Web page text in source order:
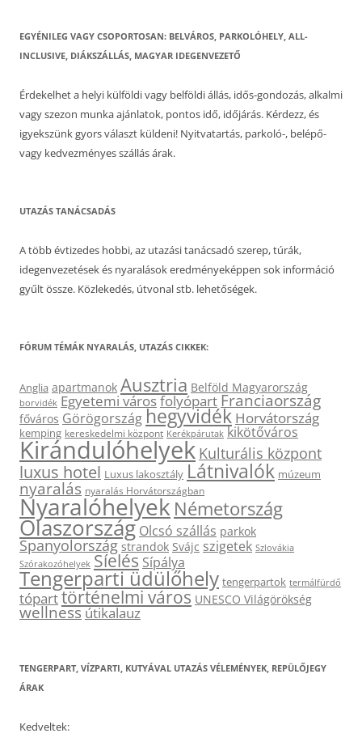
EGYÉNILEG VAGY CSOPORTOSAN: BELVÁROS, PARKOLÓHELY, ALL-
INCLUSIVE, DIÁKSZÁLLÁS, MAGYAR IDEGENVEZETŐ
Érdekelhet a helyi külföldi vagy belföldi állás, idős-gondozás, alkalmi
vagy szezon munka ajánlatok, pontos idő, időjárás. Kérdezz, és
igyekszünk gyors választ küldeni! Nyitvatartás, parkoló-, belépő-
vagy kedvezményes szállás árak.
UTAZÁS TANÁCSADÁS
A több évtizedes hobbi, az utazási tanácsadó szerep, túrák,
idegenvezetések és nyaralások eredményeképpen sok információ
gyűlt össze. Közlekedés, útvonal stb. lehetőségek.
FÓRUM TÉMÁK NYARALÁS, UTAZÁS CIKKEK:
Anglia apartmanok Ausztria Belföld Magyarország
borvidék Egyetemi városfolyópartFranciaország
főváros Görögországhegyvidék Horvátország
kemping kereskedelmi központ Kerékpárutak kikötőváros
Kirándulóhelyek Kulturális központ
luxus hotel Luxus lakosztály Látnivalók múzeum
nyaralás nyaralás Horvátországban
Nyaralóhelyek Németország
Olaszország Olcsó szállás parkok
Spanyolország strandok Svájc szigetek Szlovákia
Szórakozóhelyek Síelés Sípálya
Tengerparti üdülőhely tengerpartok termálfürdő
tóparttörténelmi város UNESCO Világörökség
wellnessútikalauz
TENGERPART, VÍZPARTI, KUTYÁVAL UTAZÁS VÉLEMÉNYEK, REPÜLŐJEGY
ÁRAK
Kedveltek: